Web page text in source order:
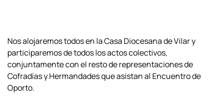
Nos alojaremos todos en la Casa Diocesana de Vilar y
participaremos de todos los actos colectivos,
conjuntamente con el resto de representaciones de
Cofradías y Hermandades que asistan al Encuentro de
Oporto.